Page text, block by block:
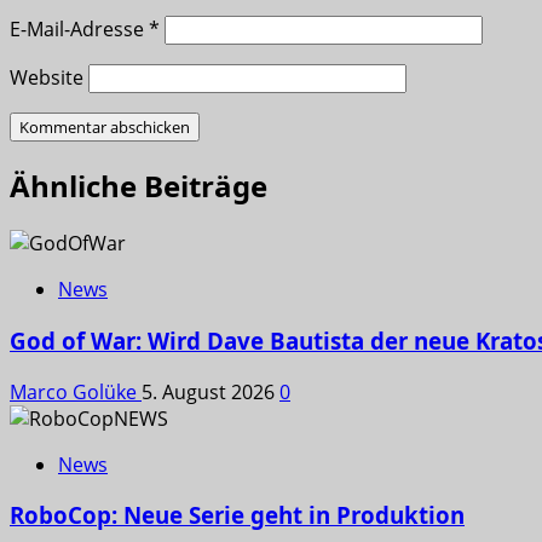
E-Mail-Adresse*
Website
Ähnliche Beiträge
News
God of War: Wird Dave Bautista der neue
Marco Golüke 5. August 20260
News
RoboCop: Neue Serie geht in Produktion